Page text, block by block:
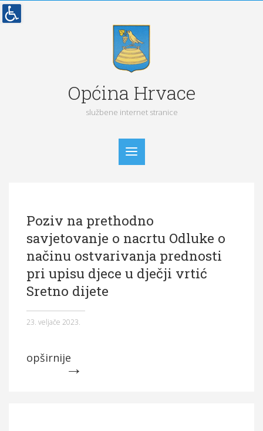
Općina Hrvace
službene internet stranice
Vijesti
Obavijesti
Općina Hrvace
Općinska tijela
Dokumenti
Poziv na prethodno
savjetovanje o nacrtu Odluke o
načinu ostvarivanja prednosti
pri upisu djece u dječji vrtić
Sretno dijete
23. veljače 2023.
opširnije